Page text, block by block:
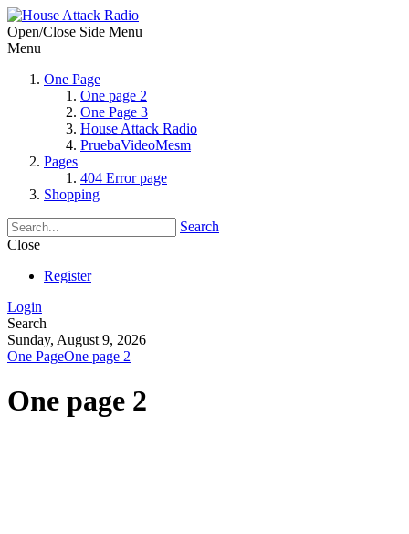
Open/Close Side Menu
Menu
One Page
One page 2
One Page 3
House Attack Radio
PruebaVideoMesm
Pages
404 Error page
Shopping
Search
Close
Register
Login
Search
Sunday, August 9, 2026
One PageOne page 2
One page 2